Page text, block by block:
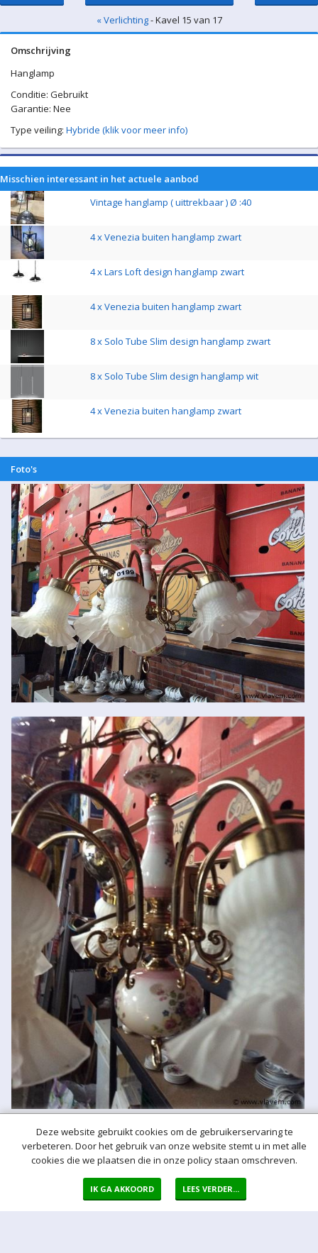
« Verlichting- Kavel 15 van 17
Omschrijving
Hanglamp
Conditie: Gebruikt
Garantie: Nee
Type veiling: Hybride (klik voor meer info)
Misschien interessant in het actuele aanbod
Vintage hanglamp ( uittrekbaar ) Ø :40
4 x Venezia buiten hanglamp zwart
4 x Lars Loft design hanglamp zwart
4 x Venezia buiten hanglamp zwart
8 x Solo Tube Slim design hanglamp zwart
8 x Solo Tube Slim design hanglamp wit
4 x Venezia buiten hanglamp zwart
Foto's
Meer hulp bij het bieden
Bij een bod doet u een bieding in de vorm van een bepaald vast
bedrag per kavel
Deze website gebruikt cookies om de gebruikerservaring te
verbeteren. Door het gebruik van onze website stemt u in met alle
cookies die we plaatsen die in onze policy staan omschreven.
IK GA AKKOORD LEES VERDER...